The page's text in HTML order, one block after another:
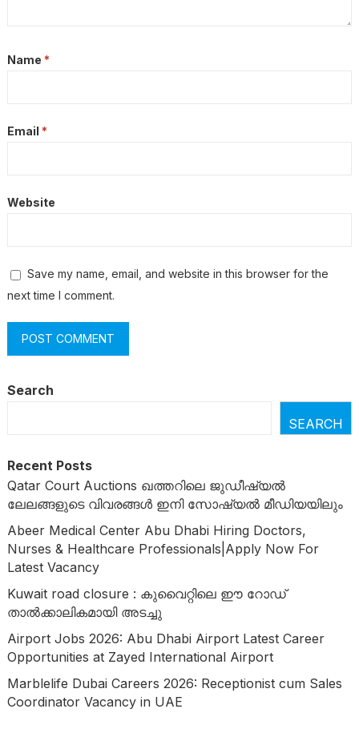
Name *
Email *
Website
Save my name, email, and website in this browser for the
next time I comment.
Search
SEARCH
Recent Posts
Qatar Court Auctions ഖത്തറിലെ ജുഡീഷ്യൽ
ലേലങ്ങളുടെ വിവരങ്ങൾ ഇനി സോഷ്യൽ മീഡിയയിലും
Abeer Medical Center Abu Dhabi Hiring Doctors,
Nurses & Healthcare Professionals|Apply Now For
Latest Vacancy
Kuwait road closure : കുവൈറ്റിലെ ഈ റോഡ്
താൽക്കാലികമായി അടച്ചു
Airport Jobs 2026: Abu Dhabi Airport Latest Career
Opportunities at Zayed International Airport
Marblelife Dubai Careers 2026: Receptionist cum Sales
Coordinator Vacancy in UAE